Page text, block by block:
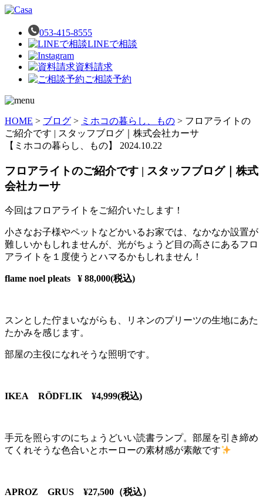
053-415-8555
LINEで相談
資料請求
ご相談予約
HOME > ブログ > ミホコの暮らし、もの > フロアライトの
ご紹介です | スタッフブログ｜株式会社カーサ
【ミホコの暮らし、もの】 2024.10.22
フロアライトのご紹介です | スタッフブログ｜株式
会社カーサ
今回はフロアライトをご紹介いたします！
小さなお子様やペットなどかいるお家では、なかなか設置が
難しいかもしれませんが、光がちょうど目の高さにあるフロ
アライトを１度使うとハマるかもしれません！
flame noel pleats ¥ 88,000(税込)
スンとした佇まいながらも、リネンのプリーツの生地にあた
たかみを感じます。
部屋の主役になれそうな照明です。
IKEA RÖDFLIK ¥4,999(税込)
手元を照らすのにちょうどいい読書ランプ。部屋を引き締め
てくれそうな色合いとホーローの素材感が素敵です
APROZ GRUS ¥27,500 （税込）